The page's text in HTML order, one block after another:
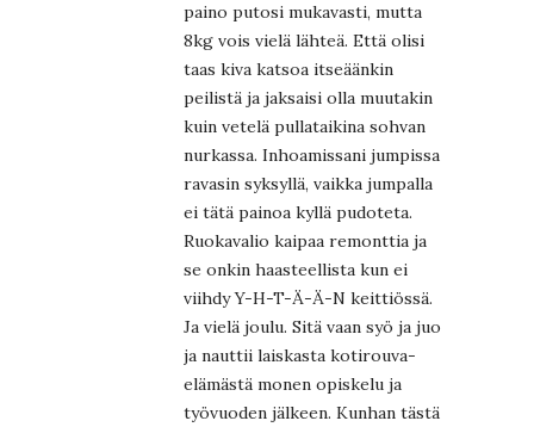
paino putosi mukavasti, mutta
8kg vois vielä lähteä. Että olisi
taas kiva katsoa itseäänkin
peilistä ja jaksaisi olla muutakin
kuin vetelä pullataikina sohvan
nurkassa. Inhoamissani jumpissa
ravasin syksyllä, vaikka jumpalla
ei tätä painoa kyllä pudoteta.
Ruokavalio kaipaa remonttia ja
se onkin haasteellista kun ei
viihdy Y-H-T-Ä-Ä-N keittiössä.
Ja vielä joulu. Sitä vaan syö ja juo
ja nauttii laiskasta kotirouva-
elämästä monen opiskelu ja
työvuoden jälkeen. Kunhan tästä